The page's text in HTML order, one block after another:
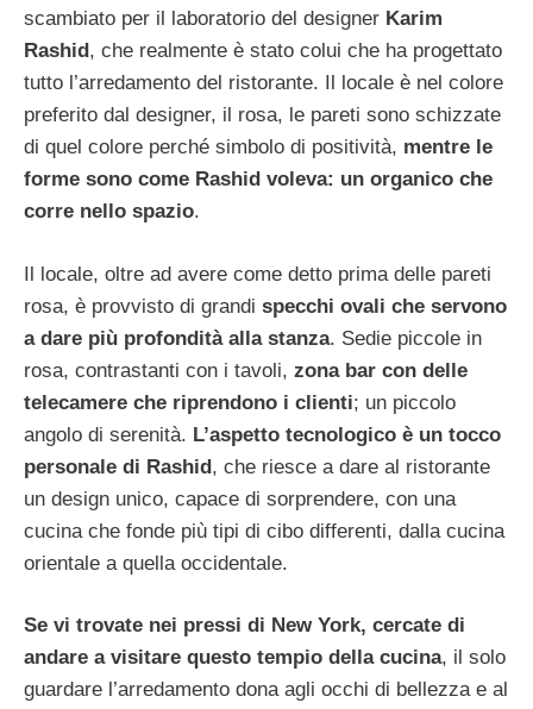
scambiato per il laboratorio del designer Karim
Rashid, che realmente è stato colui che ha progettato
tutto l’arredamento del ristorante. Il locale è nel colore
preferito dal designer, il rosa, le pareti sono schizzate
di quel colore perché simbolo di positività, mentre le
forme sono come Rashid voleva: un organico che
corre nello spazio.
Il locale, oltre ad avere come detto prima delle pareti
rosa, è provvisto di grandi specchi ovali che servono
a dare più profondità alla stanza. Sedie piccole in
rosa, contrastanti con i tavoli, zona bar con delle
telecamere che riprendono i clienti; un piccolo
angolo di serenità. L’aspetto tecnologico è un tocco
personale di Rashid, che riesce a dare al ristorante
un design unico, capace di sorprendere, con una
cucina che fonde più tipi di cibo differenti, dalla cucina
orientale a quella occidentale.
Se vi trovate nei pressi di New York, cercate di
andare a visitare questo tempio della cucina, il solo
guardare l’arredamento dona agli occhi di bellezza e al